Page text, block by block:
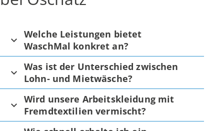
Welche Leistungen bietet
WaschMal konkret an?
Was ist der Unterschied zwischen
Lohn- und Mietwäsche?
Wird unsere Arbeitskleidung mit
Fremdtextilien vermischt?